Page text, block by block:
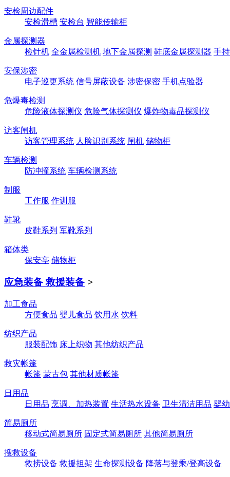
安检周边配件
安检滑槽 安检台 智能传输柜
金属探测器
检针机 全金属检测机 地下金属探测 鞋底金属探测器 手
安保涉密
电子巡更系统 信号屏蔽设备 涉密保密 手机点验器
危爆毒检测
危险液体探测仪 危险气体探测仪 爆炸物毒品探测仪
访客闸机
访客管理系统 人脸识别系统 闸机 储物柜
车辆检测
防冲撞系统 车辆检测系统
制服
工作服 作训服
鞋靴
皮鞋系列 军靴系列
箱体类
保安亭 储物柜
应急装备 救援装备 >
加工食品
方便食品 婴儿食品 饮用水 饮料
纺织产品
服装配饰 床上织物 其他纺织产品
救灾帐篷
帐篷 蒙古包 其他材质帐篷
日用品
日用品 烹调、加热装置 生活热水设备 卫生清洁用品 婴
简易厕所
移动式简易厕所 固定式简易厕所 其他简易厕所
搜救设备
救捞设备 救援担架 生命探测设备 降落与登乘/登高设备